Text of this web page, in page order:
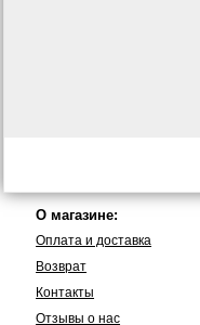
О магазине:
Оплата и доставка
Возврат
Контакты
Отзывы о нас